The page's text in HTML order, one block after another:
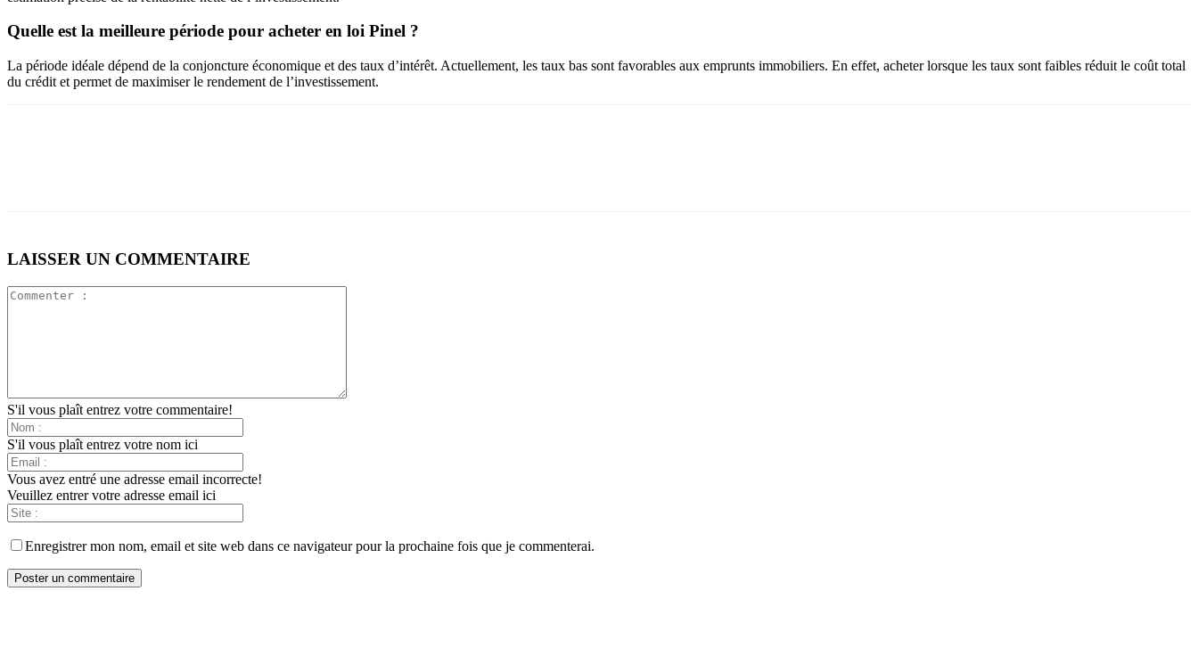
Quelle est la meilleure période pour acheter en loi Pinel ?
La période idéale dépend de la conjoncture économique et des taux d’intérêt. Actuellement, les taux bas sont favorables aux emprunts immobiliers. En effet, acheter lorsque les taux sont faibles réduit le coût total
du crédit et permet de maximiser le rendement de l’investissement.
LAISSER UN COMMENTAIRE
S'il vous plaît entrez votre commentaire!
S'il vous plaît entrez votre nom ici
Vous avez entré une adresse email incorrecte!
Veuillez entrer votre adresse email ici
Enregistrer mon nom, email et site web dans ce navigateur pour la prochaine fois que je commenterai.